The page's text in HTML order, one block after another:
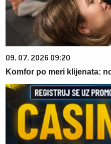
09. 07. 2026 09:20
Komfor po meri klijenata: